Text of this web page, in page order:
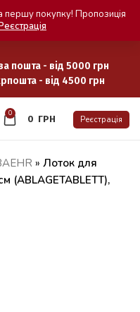
пошта - від 5000 грн
- від 4500 грн
0
0 ГРН Реєстрація
» Лоток для
(ABLAGETABLETT),
першу покупку! Пропозиція